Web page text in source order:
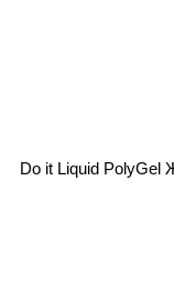
Do it Liquid PolyGel